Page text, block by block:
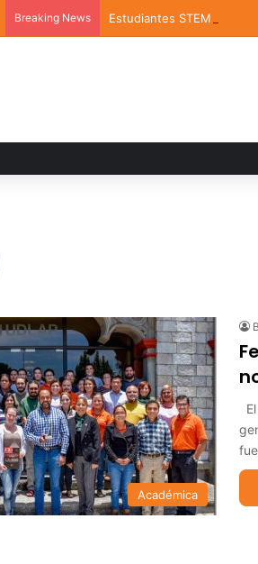
Breaking News Estudiantes STEM de la
Académica